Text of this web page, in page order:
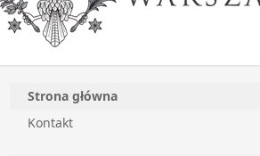
Strona główna
Kontakt